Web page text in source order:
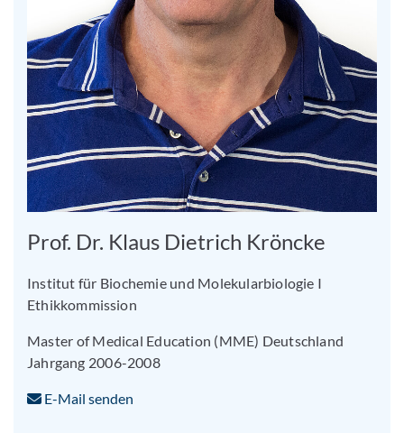
Prof. Dr. Klaus Dietrich Kröncke
Institut für Biochemie und Molekularbiologie I
Ethikkommission
Master of Medical Education (MME) Deutschland
Jahrgang 2006-2008
E-Mail senden